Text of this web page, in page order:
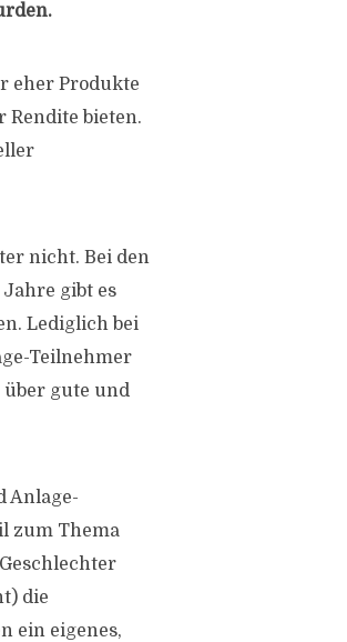
eher Produkte
Rendite bieten.
nicht. Bei den
gibt es
Lediglich bei
Teilnehmer
über gute und
Anlage-
zum Thema
die
ein eigenes,